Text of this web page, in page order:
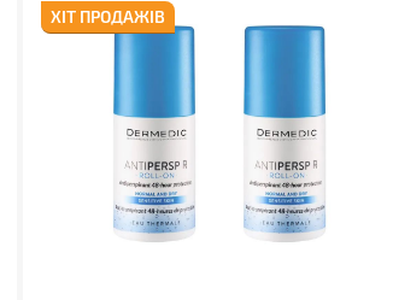
ХІТ ПРОДАЖІВ